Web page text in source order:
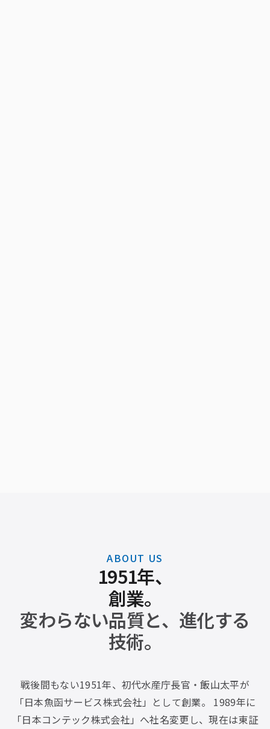
ABOUT US
1951年、
創業。
変わらない品質と、進化する
技術。
戦後間もない1951年、初代水産庁長官・飯山太平が
「日本魚函サービス株式会社」として創業。 1989年に
「日本コンテック株式会社」へ社名変更し、現在は東証